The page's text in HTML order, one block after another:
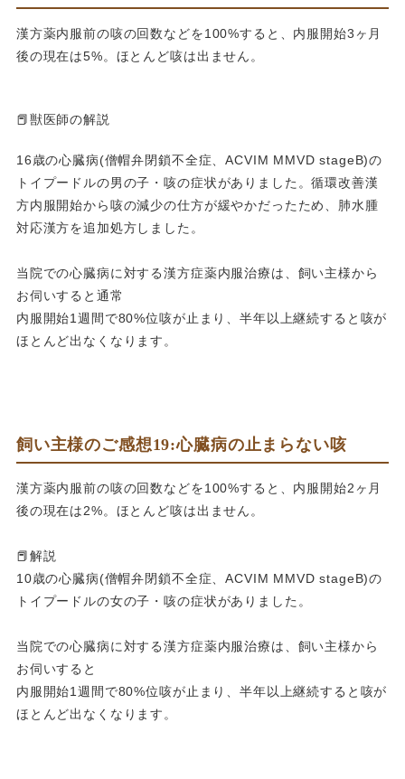
漢方薬内服前の咳の回数などを100%すると、内服開始3ヶ月
後の現在は5%。ほとんど咳は出ません。
📕獣医師の解説
16歳の心臓病(僧帽弁閉鎖不全症、ACVIM MMVD stageB)の
トイプードルの男の子・咳の症状がありました。循環改善漢
方内服開始から咳の減少の仕方が緩やかだったため、肺水腫
対応漢方を追加処方しました。
当院での心臓病に対する漢方症薬内服治療は、飼い主様から
お伺いすると通常
内服開始1週間で80%位咳が止まり、半年以上継続すると咳が
ほとんど出なくなります。
飼い主様のご感想19:心臓病の止まらない咳
漢方薬内服前の咳の回数などを100%すると、内服開始2ヶ月
後の現在は2%。ほとんど咳は出ません。
📕解説
10歳の心臓病(僧帽弁閉鎖不全症、ACVIM MMVD stageB)の
トイプードルの女の子・咳の症状がありました。
当院での心臓病に対する漢方症薬内服治療は、飼い主様から
お伺いすると
内服開始1週間で80%位咳が止まり、半年以上継続すると咳が
ほとんど出なくなります。